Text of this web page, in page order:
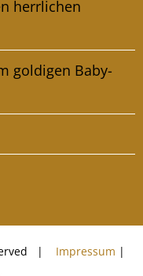
herrlichen
goldigen Baby-
| Impressum |